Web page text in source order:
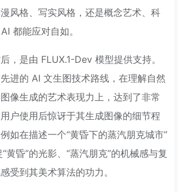
风格、写实风格，还是概念艺术、科
都能应对自如。
，是由 FLUX.1-Dev 模型提供支持。
进的 AI 文生图技术路线，在理解自然
像生成的艺术表现力上，达到了非常
户使用后惊讶于其生成图像的细节程
如在描述一个“黄昏下的蒸汽朋克城市”
黄昏”的光影、“蒸汽朋克”的机械感与复
受到其美术算法的功力。